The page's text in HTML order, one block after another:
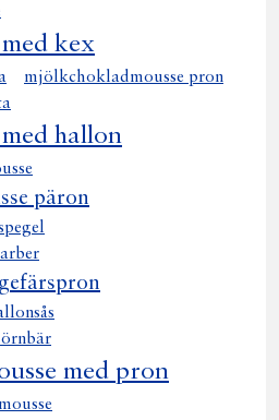
kex
mjölkchokladmousse pron
hallon
päron
med pron